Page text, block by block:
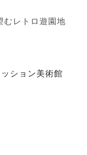
むレトロ遊園地
ション美術館